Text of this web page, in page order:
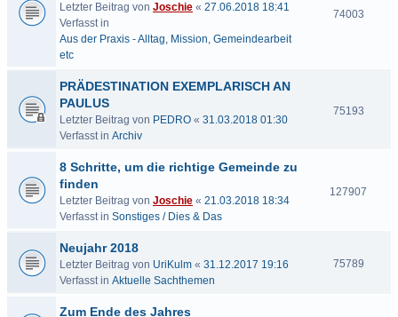
Letzter Beitrag von Joschie « 27.06.2018 18:41
Verfasst in
Aus der Praxis - Alltag, Mission, Gemeindearbeit
etc
74003
PRÄDESTINATION EXEMPLARISCH AN
PAULUS
Letzter Beitrag von PEDRO « 31.03.2018 01:30
Verfasst in Archiv
75193
8 Schritte, um die richtige Gemeinde zu
finden
Letzter Beitrag von Joschie « 21.03.2018 18:34
Verfasst in Sonstiges / Dies & Das
127907
Neujahr 2018
Letzter Beitrag von UriKulm « 31.12.2017 19:16
Verfasst in Aktuelle Sachthemen
75789
Zum Ende des Jahres